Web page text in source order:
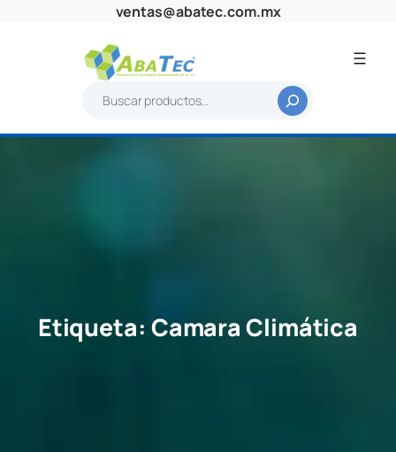
ventas@abatec.com.mx
s
Etiqueta: Camara Climática